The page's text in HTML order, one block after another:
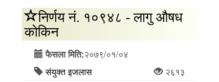
निर्णय नं. १०९४८ - लागु औषध
कोकिन
फैसला मिति:२०७९/०१/०४
संयुक्त इजलास
२६१३